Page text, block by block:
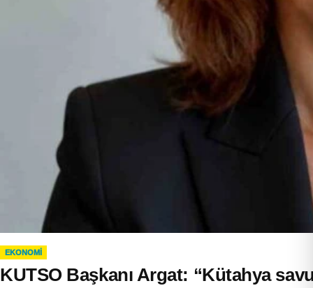
EKONOMI
KUTSO Başkanı Argat: “Kütahya